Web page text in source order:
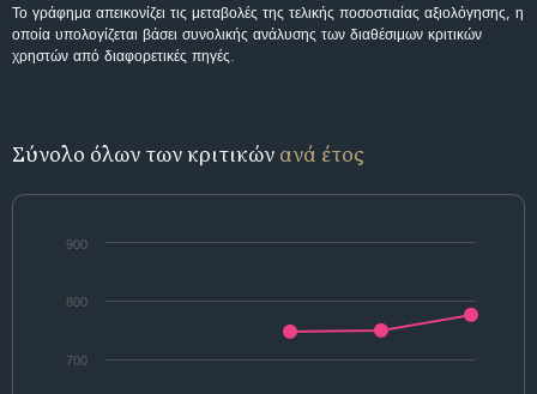
Το γράφημα απεικονίζει τις μεταβολές της τελικής ποσοστιαίας αξιολόγησης, η
οποία υπολογίζεται βάσει συνολικής ανάλυσης των διαθέσιμων κριτικών
χρηστών από διαφορετικές πηγές.
Σύνολο όλων των κριτικών ανά έτος
700
800
900